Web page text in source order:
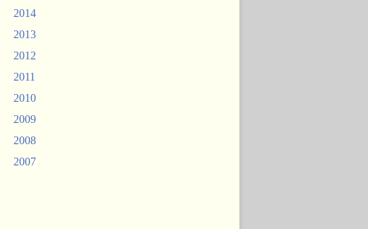
2014
2013
2012
2011
2010
2009
2008
2007